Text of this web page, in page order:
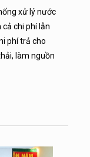
xử lý nước
chi phí lẫn
phí trả cho
làm nguồn